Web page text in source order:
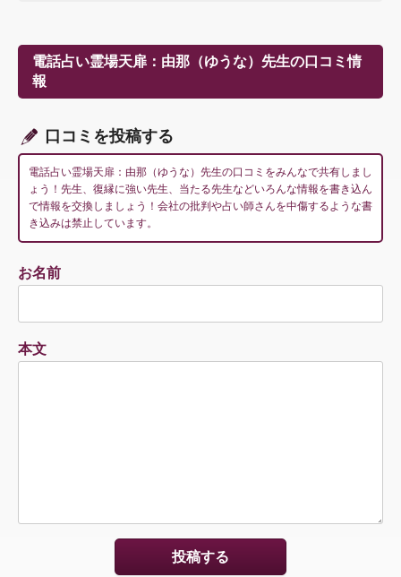
ー
シ
ョ
電話占い霊場天扉：由那（ゆうな）先生の口コミ情
報
口コミを投稿する
電話占い霊場天扉：由那（ゆうな）先生の口コミをみんなで共有しまし
ょう！先生、復縁に強い先生、当たる先生などいろんな情報を書き込ん
で情報を交換しましょう！会社の批判や占い師さんを中傷するような書
き込みは禁止しています。
お名前
本文